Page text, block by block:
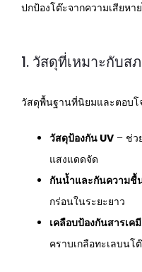
ปกป้องโต๊ะจากความเสียหา
1. วัสดุที่เหมาะกับ
วัสดุพื้นฐานที่นิยมและตอบ
วัสดุป้องกัน UV – ช่ว
แสงแดดจัด
กันน้ำและกันความชื้
กร่อนในระยะยาว
เคลือบป้องกันสารเค
คราบเกลือทะเลบนโ